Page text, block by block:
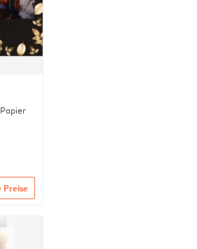
Preise